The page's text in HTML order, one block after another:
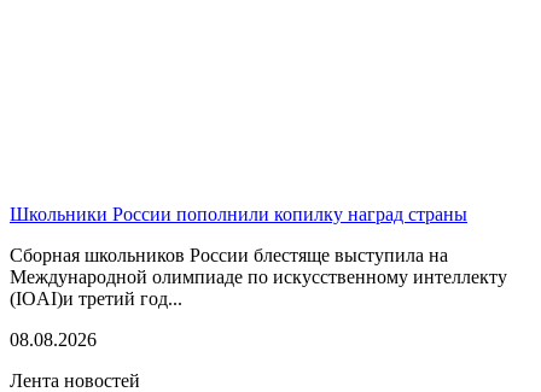
Школьники России пополнили копилку наград страны
Сборная школьников России блестяще выступила на
Международной олимпиаде по искусственному интеллекту
(IOAI)и третий год...
08.08.2026
Лента новостей